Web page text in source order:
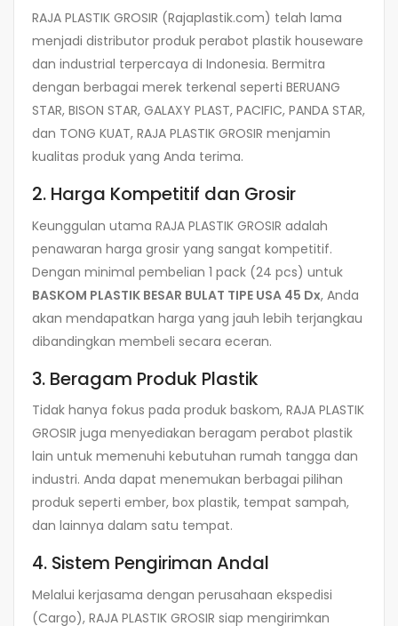
RAJA PLASTIK GROSIR (Rajaplastik.com) telah lama
menjadi distributor produk perabot plastik houseware
dan industrial terpercaya di Indonesia. Bermitra
dengan berbagai merek terkenal seperti BERUANG
STAR, BISON STAR, GALAXY PLAST, PACIFIC, PANDA STAR,
dan TONG KUAT, RAJA PLASTIK GROSIR menjamin
kualitas produk yang Anda terima.
2. Harga Kompetitif dan Grosir
Keunggulan utama RAJA PLASTIK GROSIR adalah
penawaran harga grosir yang sangat kompetitif.
Dengan minimal pembelian 1 pack (24 pcs) untuk
BASKOM PLASTIK BESAR BULAT TIPE USA 45 Dx, Anda
akan mendapatkan harga yang jauh lebih terjangkau
dibandingkan membeli secara eceran.
3. Beragam Produk Plastik
Tidak hanya fokus pada produk baskom, RAJA PLASTIK
GROSIR juga menyediakan beragam perabot plastik
lain untuk memenuhi kebutuhan rumah tangga dan
industri. Anda dapat menemukan berbagai pilihan
produk seperti ember, box plastik, tempat sampah,
dan lainnya dalam satu tempat.
4. Sistem Pengiriman Andal
Melalui kerjasama dengan perusahaan ekspedisi
(Cargo), RAJA PLASTIK GROSIR siap mengirimkan